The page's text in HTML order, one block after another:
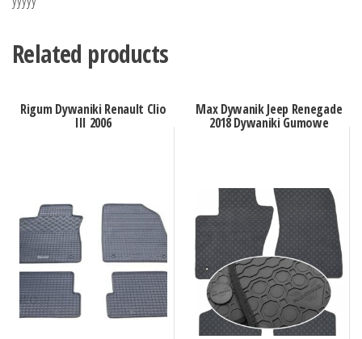
Related products
Rigum Dywaniki Renault Clio
III 2006
Max Dywanik Jeep Renegade
2018 Dywaniki Gumowe